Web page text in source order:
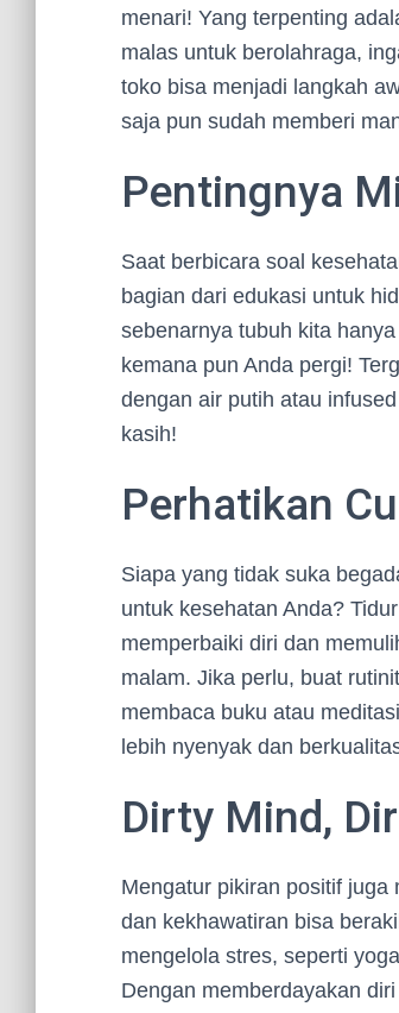
menari! Yang terpenting
malas untuk berolahraga,
toko bisa menjadi langkah
saja pun sudah memberi
Pentingnya
Saat berbicara soal
bagian dari edukasi untuk
sebenarnya tubuh kita
kemana pun Anda pergi!
dengan air putih atau
kasih!
Perhatikan
Siapa yang tidak suka
untuk kesehatan Anda?
memperbaiki diri dan
malam. Jika perlu, buat
membaca buku atau
lebih nyenyak dan
Dirty Mind,
Mengatur pikiran positif
dan kekhawatiran bisa
mengelola stres, seperti
Dengan memberdayakan